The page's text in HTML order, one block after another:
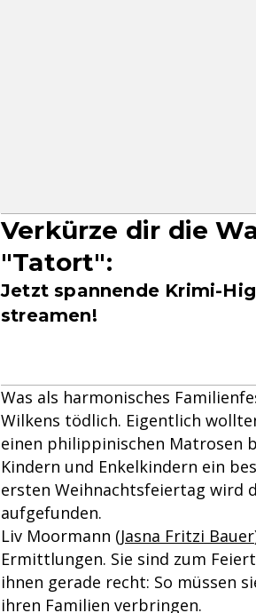
Verkürze dir die
"Tatort":
Jetzt spannende Krimi-
streamen!
Was als harmonisches
Wilkens tödlich. Eigentlich
einen philippinischen Matrosen
Kindern und Enkelkindern ein
ersten Weihnachtsfeiertag wird
aufgefunden.
Liv Moormann (Jasna Fritzi Bauer
Ermittlungen. Sie sind zum
ihnen gerade recht: So müssen
ihren Familien verbringen.